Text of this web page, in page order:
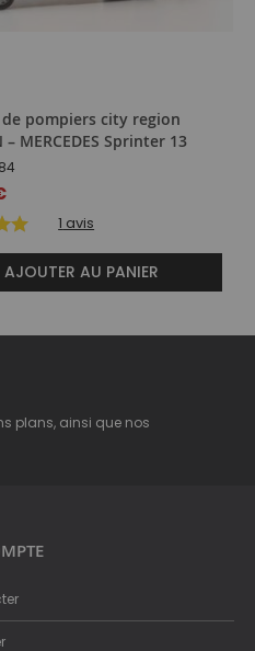
de pompiers city region
– MERCEDES Sprinter 13
1 avis
AJOUTER AU PANIER
plans, ainsi que nos